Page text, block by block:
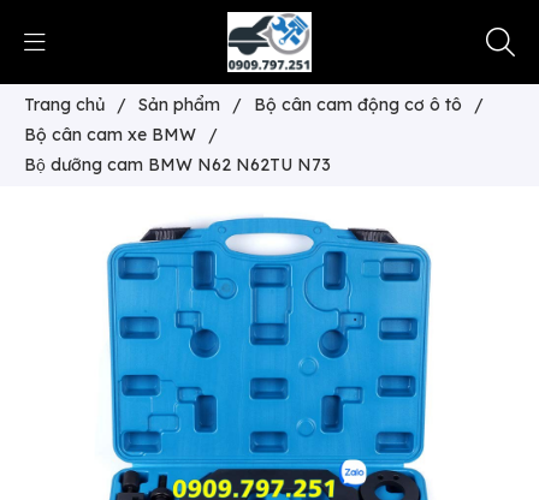
Trang chủ / Sản phẩm / Bộ cân cam động cơ ô tô
/
Bộ cân cam xe BMW
/
Bộ dưỡng cam BMW N62 N62TU N73